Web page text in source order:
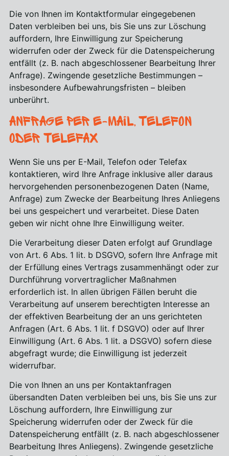
Die von Ihnen im Kontaktformular eingegebenen
Daten verbleiben bei uns, bis Sie uns zur Löschung
auffordern, Ihre Einwilligung zur Speicherung
widerrufen oder der Zweck für die Datenspeicherung
entfällt (z. B. nach abgeschlossener Bearbeitung Ihrer
Anfrage). Zwingende gesetzliche Bestimmungen –
insbesondere Aufbewahrungsfristen – bleiben
unberührt.
Anfrage per E-Mail, Telefon
oder Telefax
Wenn Sie uns per E-Mail, Telefon oder Telefax
kontaktieren, wird Ihre Anfrage inklusive aller daraus
hervorgehenden personenbezogenen Daten (Name,
Anfrage) zum Zwecke der Bearbeitung Ihres Anliegens
bei uns gespeichert und verarbeitet. Diese Daten
geben wir nicht ohne Ihre Einwilligung weiter.
Die Verarbeitung dieser Daten erfolgt auf Grundlage
von Art. 6 Abs. 1 lit. b DSGVO, sofern Ihre Anfrage mit
der Erfüllung eines Vertrags zusammenhängt oder zur
Durchführung vorvertraglicher Maßnahmen
erforderlich ist. In allen übrigen Fällen beruht die
Verarbeitung auf unserem berechtigten Interesse an
der effektiven Bearbeitung der an uns gerichteten
Anfragen (Art. 6 Abs. 1 lit. f DSGVO) oder auf Ihrer
Einwilligung (Art. 6 Abs. 1 lit. a DSGVO) sofern diese
abgefragt wurde; die Einwilligung ist jederzeit
widerrufbar.
Die von Ihnen an uns per Kontaktanfragen
übersandten Daten verbleiben bei uns, bis Sie uns zur
Löschung auffordern, Ihre Einwilligung zur
Speicherung widerrufen oder der Zweck für die
Datenspeicherung entfällt (z. B. nach abgeschlossener
Bearbeitung Ihres Anliegens). Zwingende gesetzliche